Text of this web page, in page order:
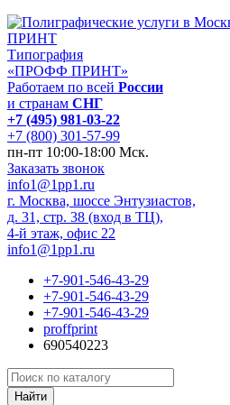
Типография
«ПРОФФ ПРИНТ»
Работаем по всей России
и странам СНГ
+7 (495) 981-03-22
+7 (800) 301-57-99
пн-пт 10:00-18:00 Мск.
Заказать звонок
info1@1pp1.ru
г. Москва, шоссе Энтузиастов,
д. 31, стр. 38 (вход в ТЦ),
4-й этаж, офис 22
info1@1pp1.ru
+7-901-546-43-29
+7-901-546-43-29
+7-901-546-43-29
proffprint
690540223